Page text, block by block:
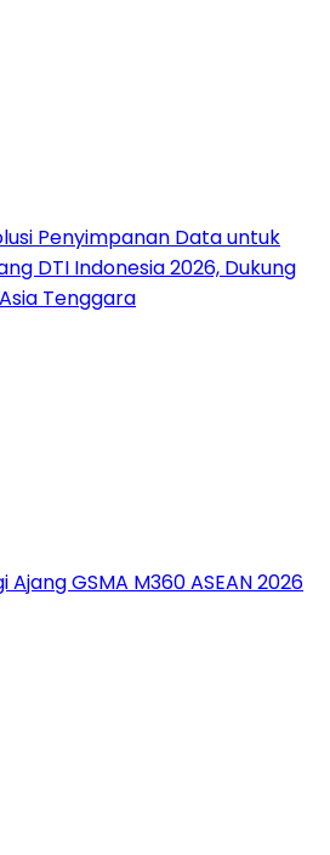
Penyimpanan Data untuk
DTI Indonesia 2026, Dukung
Tenggara
GSMA M360 ASEAN 2026